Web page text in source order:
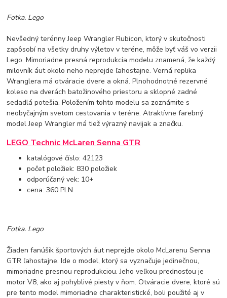
Fotka. Lego
Nevšedný terénny Jeep Wrangler Rubicon, ktorý v skutočnosti
zapôsobí na všetky druhy výletov v teréne, môže byť váš vo verzii
Lego. Mimoriadne presná reprodukcia modelu znamená, že každý
milovník áut okolo neho neprejde ľahostajne. Verná replika
Wranglera má otváracie dvere a okná. Plnohodnotné rezervné
koleso na dverách batožinového priestoru a sklopné zadné
sedadlá potešia. Položením tohto modelu sa zoznámite s
neobyčajným svetom cestovania v teréne. Atraktívne farebný
model Jeep Wrangler má tiež výrazný navijak a značku.
LEGO Technic McLaren Senna GTR
katalógové číslo: 42123
počet položiek: 830 položiek
odporúčaný vek: 10+
cena: 360 PLN
Fotka. Lego
Žiaden fanúšik športových áut neprejde okolo McLarenu Senna
GTR ľahostajne. Ide o model, ktorý sa vyznačuje jedinečnou,
mimoriadne presnou reprodukciou. Jeho veľkou prednosťou je
motor V8, ako aj pohyblivé piesty v ňom. Otváracie dvere, ktoré sú
pre tento model mimoriadne charakteristické, boli použité aj v